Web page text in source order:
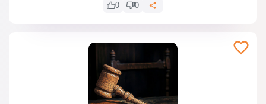
0 0